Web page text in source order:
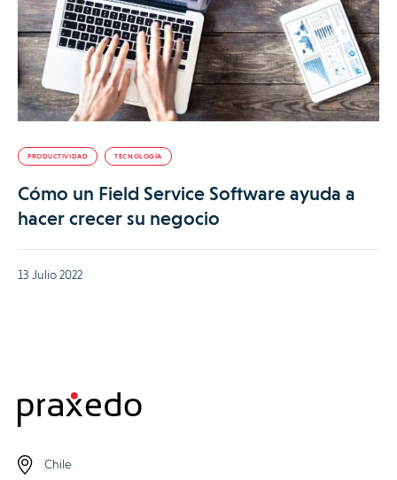
PRODUCTIVIDAD TECNOLOGÍA
Cómo un Field Service Software ayuda a
hacer crecer su negocio
13 Julio 2022
Chile